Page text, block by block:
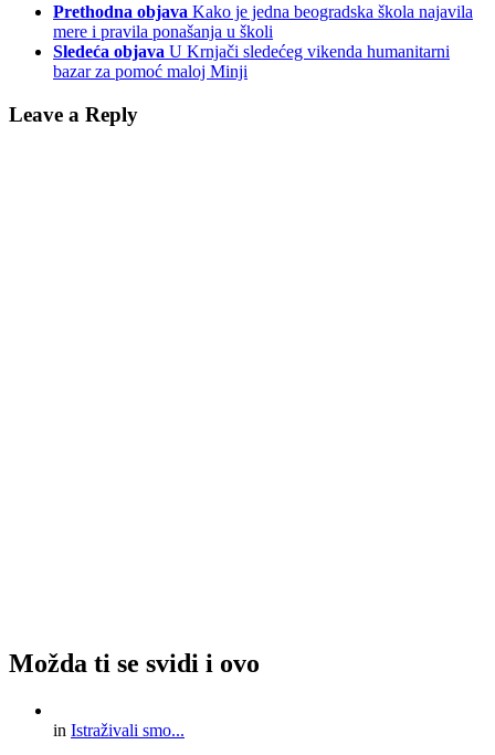
Prethodna objava Kako je jedna beogradska škola najavila
mere i pravila ponašanja u školi
Sledeća objava U Krnjači sledećeg vikenda humanitarni
bazar za pomoć maloj Minji
Leave a Reply
Možda ti se svidi i ovo
in Istraživali smo...